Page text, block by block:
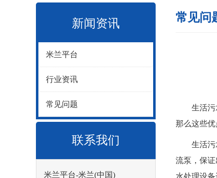
新闻资讯
米兰平台
行业资讯
常见问题
联系我们
米兰平台-米兰(中国)
常见问
生活污水
那么这些
生活污水
流泵，保
水处理设